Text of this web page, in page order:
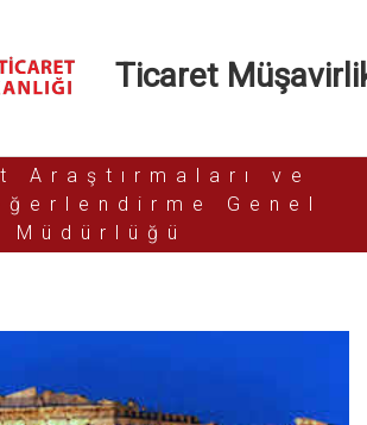
Ticaret
Araştırmaları ve
Genel
Müdürlüğü